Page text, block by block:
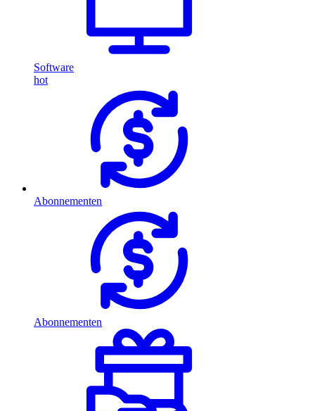
Software
hot
Abonnementen
Abonnementen